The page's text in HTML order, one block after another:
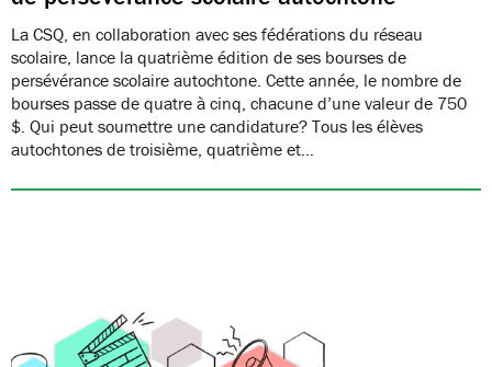
La CSQ, en collaboration avec ses fédérations du réseau
scolaire, lance la quatrième édition de ses bourses de
persévérance scolaire autochtone. Cette année, le nombre de
bourses passe de quatre à cinq, chacune d’une valeur de 750
$. Qui peut soumettre une candidature? Tous les élèves
autochtones de troisième, quatrième et…